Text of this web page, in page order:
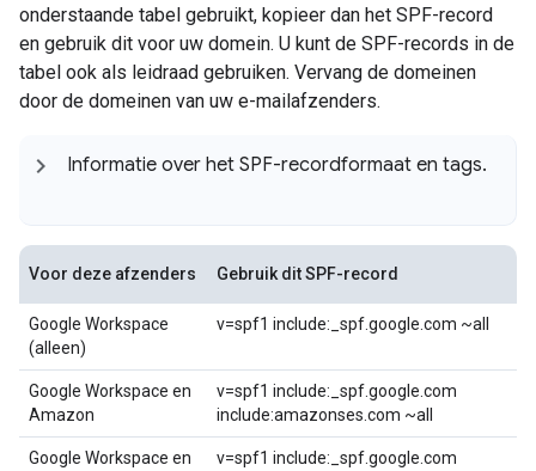
onderstaande tabel gebruikt, kopieer dan het SPF-record
en gebruik dit voor uw domein. U kunt de SPF-records in de
tabel ook als leidraad gebruiken. Vervang de domeinen
door de domeinen van uw e-mailafzenders.
Informatie over het SPF-recordformaat en tags.
Voor deze afzenders Gebruik dit SPF-record
Google Workspace
(alleen)
v=spf1 include:_spf.google.com ~all
Google Workspace en
Amazon
v=spf1 include:_spf.google.com
include:amazonses.com ~all
Google Workspace en
v=spf1 include:_spf.google.com